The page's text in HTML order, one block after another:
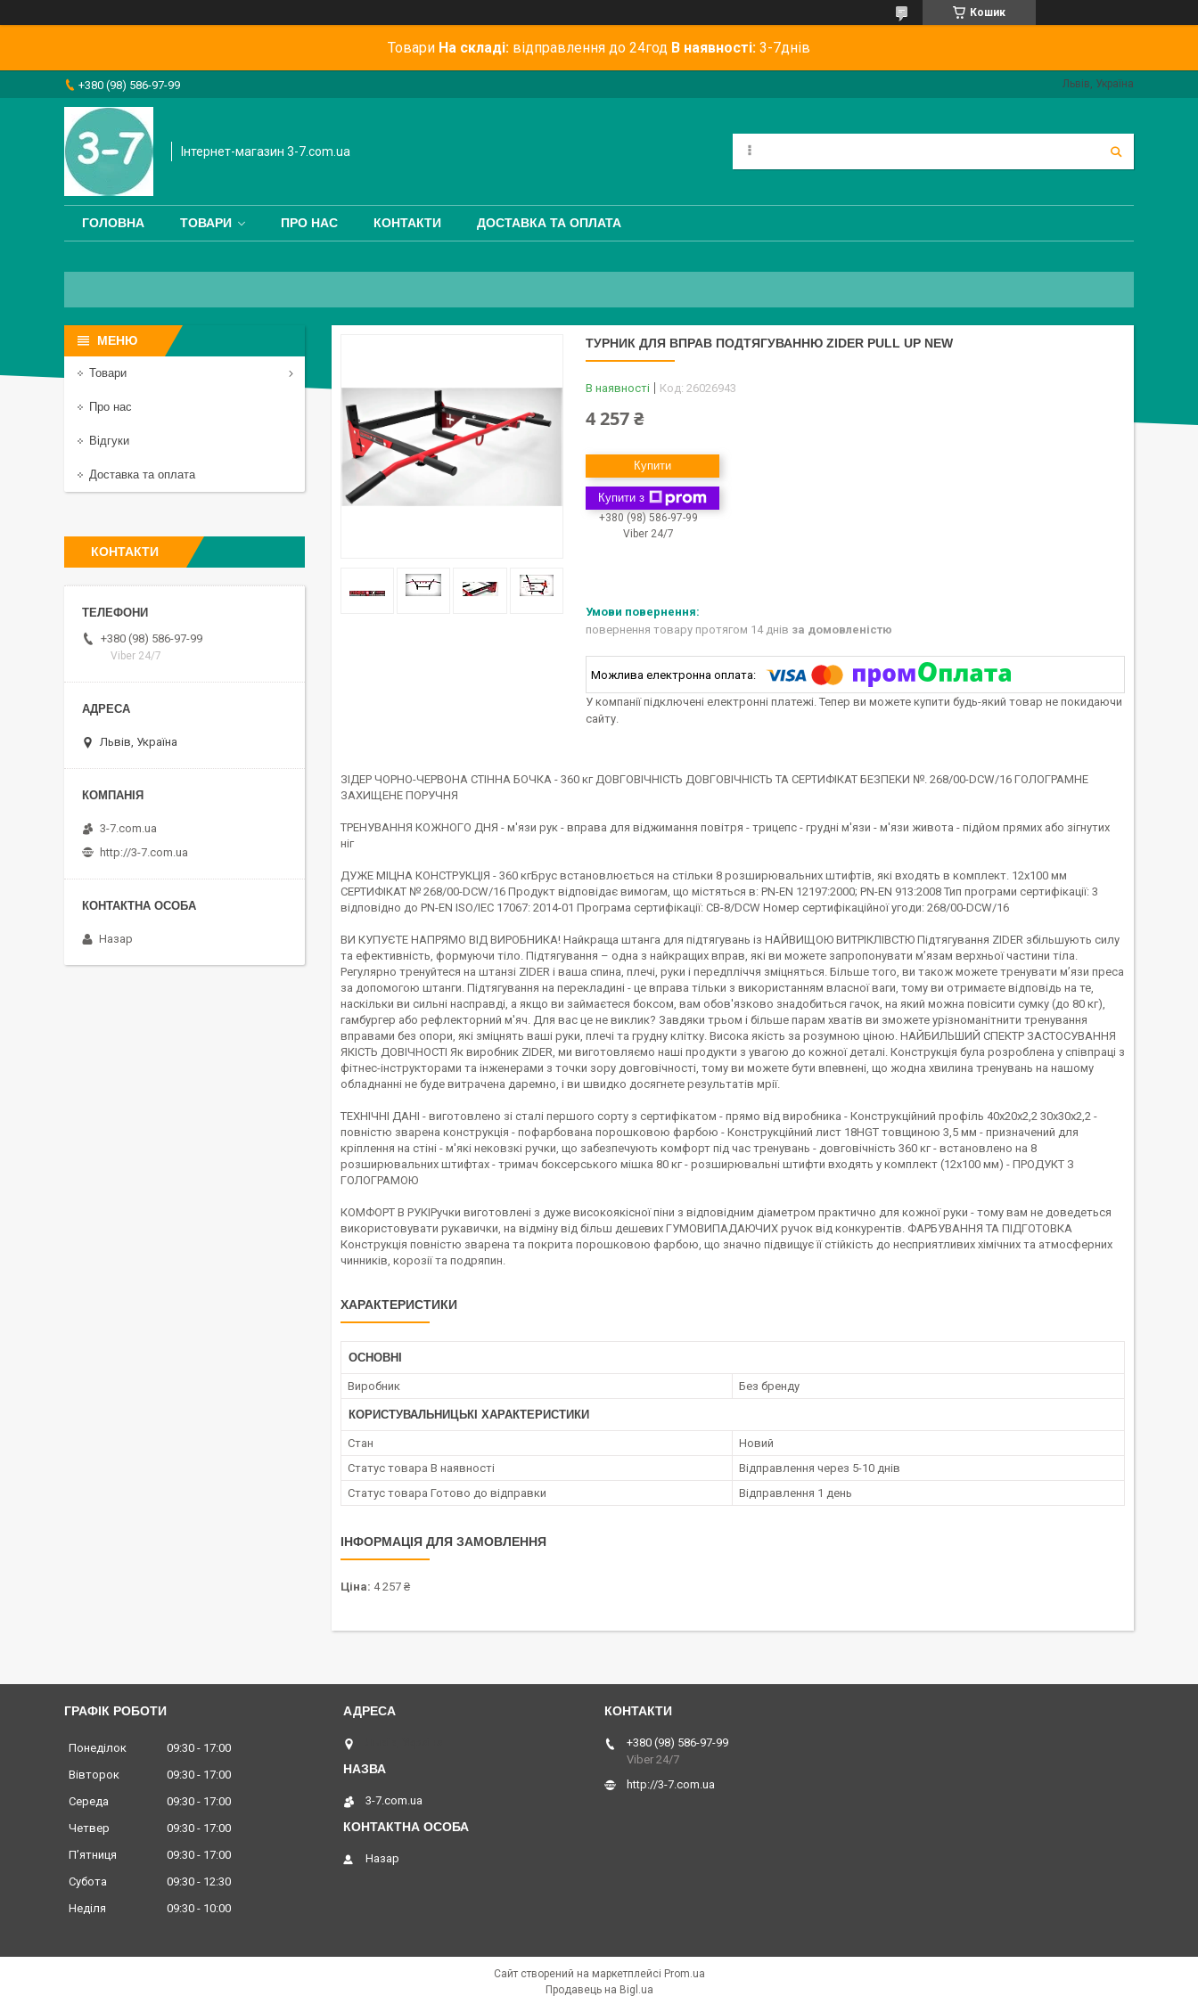
Кошик
Товари На складі: відправлення до 24год В наявності: 3-7днів
+380 (98) 586-97-99 Львів, Україна
Інтернет-магазин 3-7.com.ua
ГОЛОВНА ТОВАРИ ПРО НАС КОНТАКТИ ДОСТАВКА ТА ОПЛАТА
ТУРНИК ДЛЯ ВПРАВ ПОДТЯГУВАННЮ ZIDER PULL UP NEW
В наявності Код: 26026943
4 257 ₴
Купити
Купити з
+380 (98) 586-97-99
Viber 24/7
повернення товару протягом 14 днів за домовленістю
У компанії підключені електронні платежі. Тепер ви можете купити будь-який товар не покидаючи
сайту.
ЗІДЕР ЧОРНО-ЧЕРВОНА СТІННА БОЧКА - 360 кг ДОВГОВІЧНІСТЬ ДОВГОВІЧНІСТЬ ТА СЕРТИФІКАТ БЕЗПЕКИ №. 268/00-DCW/16 ГОЛОГРАМНЕ
ЗАХИЩЕНЕ ПОРУЧНЯ
ТРЕНУВАННЯ КОЖНОГО ДНЯ - м'язи рук - вправа для віджимання повітря - трицепс - грудні м'язи - м'язи живота - підйом прямих або зігнутих
ніг
ДУЖЕ МІЦНА КОНСТРУКЦІЯ - 360 кгБрус встановлюється на стільки 8 розширювальних штифтів, які входять в комплект. 12x100 мм
СЕРТИФІКАТ № 268/00-DCW/16 Продукт відповідає вимогам, що містяться в: PN-EN 12197:2000; PN-EN 913:2008 Тип програми сертифікації: 3
відповідно до PN-EN ISO/IEC 17067: 2014-01 Програма сертифікації: CB-8/DCW Номер сертифікаційної угоди: 268/00-DCW/16
ВИ КУПУЄТЕ НАПРЯМО ВІД ВИРОБНИКА! Найкраща штанга для підтягувань із НАЙВИЩОЮ ВИТРІКЛІВСТЮ Підтягування ZIDER збільшують силу
та ефективність, формуючи тіло. Підтягування – одна з найкращих вправ, які ви можете запропонувати м’язам верхньої частини тіла.
Регулярно тренуйтеся на штанзі ZIDER і ваша спина, плечі, руки і передпліччя зміцняться. Більше того, ви також можете тренувати м’язи преса
за допомогою штанги. Підтягування на перекладині - це вправа тільки з використанням власної ваги, тому ви отримаєте відповідь на те,
наскільки ви сильні насправді, а якщо ви займаєтеся боксом, вам обов'язково знадобиться гачок, на який можна повісити сумку (до 80 кг),
гамбургер або рефлекторний м'яч. Для вас це не виклик? Завдяки трьом і більше парам хватів ви зможете урізноманітнити тренування
вправами без опори, які зміцнять ваші руки, плечі та грудну клітку. Висока якість за розумною ціною. НАЙБИЛЬШИЙ СПЕКТР ЗАСТОСУВАННЯ
ЯКІСТЬ ДОВІЧНОСТІ Як виробник ZIDER, ми виготовляємо наші продукти з увагою до кожної деталі. Конструкція була розроблена у співпраці з
фітнес-інструкторами та інженерами з точки зору довговічності, тому ви можете бути впевнені, що жодна хвилина тренувань на нашому
обладнанні не буде витрачена даремно, і ви швидко досягнете результатів мрії.
ТЕХНІЧНІ ДАНІ - виготовлено зі сталі першого сорту з сертифікатом - прямо від виробника - Конструкційний профіль 40x20x2,2 30x30x2,2 -
повністю зварена конструкція - пофарбована порошковою фарбою - Конструкційний лист 18HGT товщиною 3,5 мм - призначений для
кріплення на стіні - м'які нековзкі ручки, що забезпечують комфорт під час тренувань - довговічність 360 кг - встановлено на 8
розширювальних штифтах - тримач боксерського мішка 80 кг - розширювальні штифти входять у комплект (12x100 мм) - ПРОДУКТ З
ГОЛОГРАМОЮ
КОМФОРТ В РУКІРучки виготовлені з дуже високоякісної піни з відповідним діаметром практично для кожної руки - тому вам не доведеться
використовувати рукавички, на відміну від більш дешевих ГУМОВИПАДАЮЧИХ ручок від конкурентів. ФАРБУВАННЯ ТА ПІДГОТОВКА
Конструкція повністю зварена та покрита порошковою фарбою, що значно підвищує її стійкість до несприятливих хімічних та атмосферних
чинників, корозії та подряпин.
ХАРАКТЕРИСТИКИ
ОСНОВНІ
Виробник Без бренду
КОРИСТУВАЛЬНИЦЬКІ ХАРАКТЕРИСТИКИ
Стан
Новий
Статус товара В наявності
Відправлення через 5-10 днів
Статус товара Готово до відправки
Відправлення 1 день
ІНФОРМАЦІЯ ДЛЯ ЗАМОВЛЕННЯ
Ціна: 4 257 ₴
Товари
Про нас
Відгуки
Доставка та оплата
КОНТАКТИ
+380 (98) 586-97-99
Viber 24/7
Львів, Україна
3-7.com.ua
http://3-7.com.ua
Назар
ГРАФІК РОБОТИ
Понеділок 09:30
17:00
Вівторок
09:30
17:00
Середа
09:30
17:00
Четвер
09:30
17:00
Пʼятниця
09:30
17:00
Субота
09:30
12:30
Неділя
09:30 10:00
3-7.com.ua
Назар
+380 (98) 586-97-99
Viber 24/7
http://3-7.com.ua
Сайт створений на маркетплейсі Prom.ua
Продавець на Bigl.ua